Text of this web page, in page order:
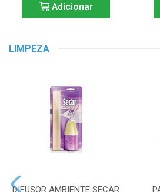
Adicionar
LIMPEZA
DIFUSOR AMBIENTE SECAR